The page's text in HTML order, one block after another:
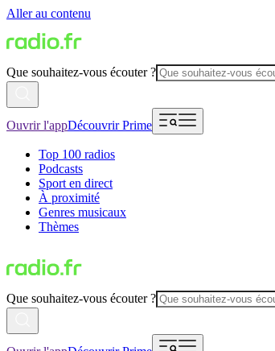
Aller au contenu
Que souhaitez-vous écouter ?
Ouvrir l'appDécouvrir Prime
Top 100 radios
Podcasts
Sport en direct
À proximité
Genres musicaux
Thèmes
Que souhaitez-vous écouter ?